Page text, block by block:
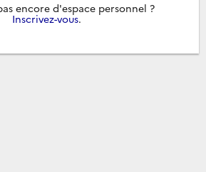
encore d'espace personnel ?
Inscrivez-vous.